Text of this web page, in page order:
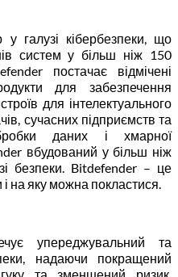
галузі кібербезпеки, що
систем у більш ніж 150
постачає відмічені
для забезпечення
для інтелектуального
сучасних підприємств та
даних і хмарної
вбудований у більш ніж
безпеки. Bitdefender – це
на яку можна покластися.
упереджувальний та
надаючи покращений